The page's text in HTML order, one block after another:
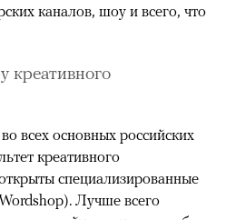
каналов, шоу и всего, что
креативного
всех основных российских
креативного
специализированные
Лучше всего